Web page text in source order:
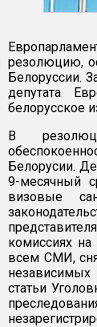
резолюцию,
Белоруссии.
депутата
белорусское
В
Белорусии.
9-месячный
визовые
комиссиях
всем СМИ,
независимых
статьи